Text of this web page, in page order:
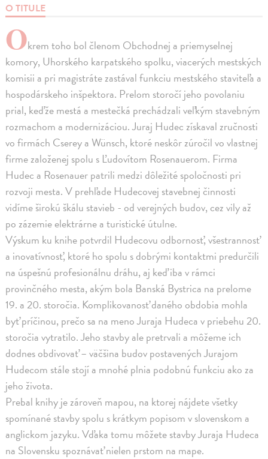
O TITULE
Okrem toho bol členom Obchodnej a priemyselnej
komory, Uhorského karpatského spolku, viacerých mestských
komisii a pri magistráte zastával funkciu mestského staviteľa a
hospodárskeho inšpektora. Prelom storočí jeho povolaniu
prial, keďže mestá a mestečká prechádzali veľkým stavebným
rozmachom a modernizáciou. Juraj Hudec získaval zručnosti
vo firmách Cserey a Wünsch, ktoré neskôr zúročil vo vlastnej
firme založenej spolu s Ľudovítom Rosenauerom. Firma
Hudec a Rosenauer patrili medzi dôležité spoločnosti pri
rozvoji mesta. V prehľade Hudecovej stavebnej činnosti
vidíme širokú škálu stavieb - od verejných budov, cez vily až
po zázemie elektrárne a turistické útulne.
Výskum ku knihe potvrdil Hudecovu odbornosť, všestrannosť
a inovatívnosť, ktoré ho spolu s dobrými kontaktmi predurčili
na úspešnú profesionálnu dráhu, aj keď iba v rámci
provinčného mesta, akým bola Banská Bystrica na prelome
19. a 20. storočia. Komplikovanosť daného obdobia mohla
byť príčinou, prečo sa na meno Juraja Hudeca v priebehu 20.
storočia vytratilo. Jeho stavby ale pretrvali a môžeme ich
dodnes obdivovať – väčšina budov postavených Jurajom
Hudecom stále stojí a mnohé plnia podobnú funkciu ako za
jeho života.
Prebal knihy je zároveň mapou, na ktorej nájdete všetky
spomínané stavby spolu s krátkym popisom v slovenskom a
anglickom jazyku. Vďaka tomu môžete stavby Juraja Hudeca
na Slovensku spoznávať nielen prstom na mape.